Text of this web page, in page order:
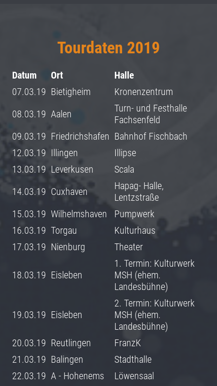
Tourdaten 2019
Datum Ort
Halle
07.03.19 Bietigheim
Kronenzentrum
08.03.19 Aalen
Turn- und Festhalle
Fachsenfeld
09.03.19 Friedrichshafen Bahnhof Fischbach
12.03.19 Illingen
Illipse
13.03.19 Leverkusen
Scala
14.03.19 Cuxhaven
Hapag- Halle,
Lentzstraße
15.03.19 Wilhelmshaven
Pumpwerk
16.03.19 Torgau
Kulturhaus
17.03.19 Nienburg Theater
18.03.19 Eisleben
1. Termin: Kulturwerk
MSH (ehem.
Landesbühne)
19.03.19 Eisleben
2. Termin: Kulturwerk
MSH (ehem.
Landesbühne)
20.03.19 Reutlingen
FranzK
21.03.19 Balingen
Stadthalle
22.03.19 A - Hohenems
Löwensaal